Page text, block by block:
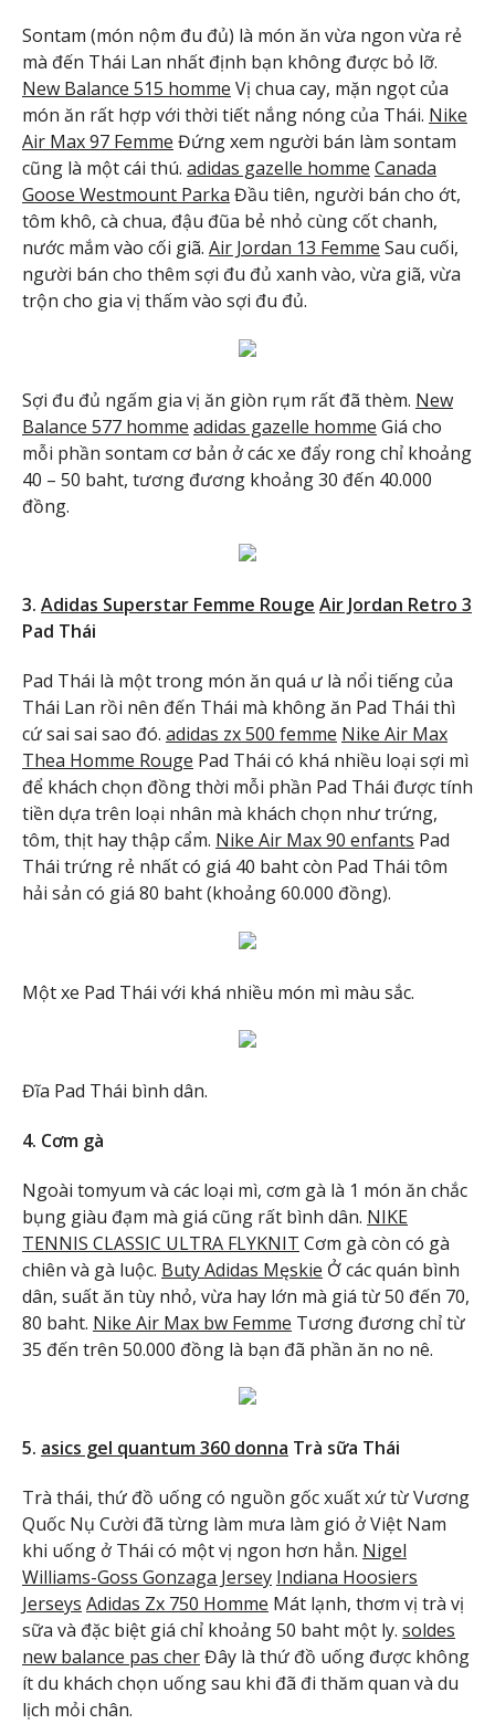
Sontam (món nộm đu đủ) là món ăn vừa ngon vừa rẻ
mà đến Thái Lan nhất định bạn không được bỏ lỡ.
New Balance 515 homme Vị chua cay, mặn ngọt của
món ăn rất hợp với thời tiết nắng nóng của Thái. Nike
Air Max 97 Femme Đứng xem người bán làm sontam
cũng là một cái thú. adidas gazelle homme Canada
Goose Westmount Parka Đầu tiên, người bán cho ớt,
tôm khô, cà chua, đậu đũa bẻ nhỏ cùng cốt chanh,
nước mắm vào cối giã. Air Jordan 13 Femme Sau cuối,
người bán cho thêm sợi đu đủ xanh vào, vừa giã, vừa
trộn cho gia vị thấm vào sợi đu đủ.
Sợi đu đủ ngấm gia vị ăn giòn rụm rất đã thèm. New
Balance 577 homme adidas gazelle homme Giá cho
mỗi phần sontam cơ bản ở các xe đẩy rong chỉ khoảng
40 – 50 baht, tương đương khoảng 30 đến 40.000
đồng.
3. Adidas Superstar Femme Rouge Air Jordan Retro 3
Pad Thái
Pad Thái là một trong món ăn quá ư là nổi tiếng của
Thái Lan rồi nên đến Thái mà không ăn Pad Thái thì
cứ sai sai sao đó. adidas zx 500 femme Nike Air Max
Thea Homme Rouge Pad Thái có khá nhiều loại sợi mì
để khách chọn đồng thời mỗi phần Pad Thái được tính
tiền dựa trên loại nhân mà khách chọn như trứng,
tôm, thịt hay thập cẩm. Nike Air Max 90 enfants Pad
Thái trứng rẻ nhất có giá 40 baht còn Pad Thái tôm
hải sản có giá 80 baht (khoảng 60.000 đồng).
Một xe Pad Thái với khá nhiều món mì màu sắc.
Đĩa Pad Thái bình dân.
4. Cơm gà
Ngoài tomyum và các loại mì, cơm gà là 1 món ăn chắc
bụng giàu đạm mà giá cũng rất bình dân. NIKE
TENNIS CLASSIC ULTRA FLYKNIT Cơm gà còn có gà
chiên và gà luộc. Buty Adidas Męskie Ở các quán bình
dân, suất ăn tùy nhỏ, vừa hay lớn mà giá từ 50 đến 70,
80 baht. Nike Air Max bw Femme Tương đương chỉ từ
35 đến trên 50.000 đồng là bạn đã phần ăn no nê.
5. asics gel quantum 360 donna Trà sữa Thái
Trà thái, thứ đồ uống có nguồn gốc xuất xứ từ Vương
Quốc Nụ Cười đã từng làm mưa làm gió ở Việt Nam
khi uống ở Thái có một vị ngon hơn hẳn. Nigel
Williams-Goss Gonzaga Jersey Indiana Hoosiers
Jerseys Adidas Zx 750 Homme Mát lạnh, thơm vị trà vị
sữa và đặc biệt giá chỉ khoảng 50 baht một ly. soldes
new balance pas cherĐây là thứ đồ uống được không
ít du khách chọn uống sau khi đã đi thăm quan và du
lịch mỏi chân.